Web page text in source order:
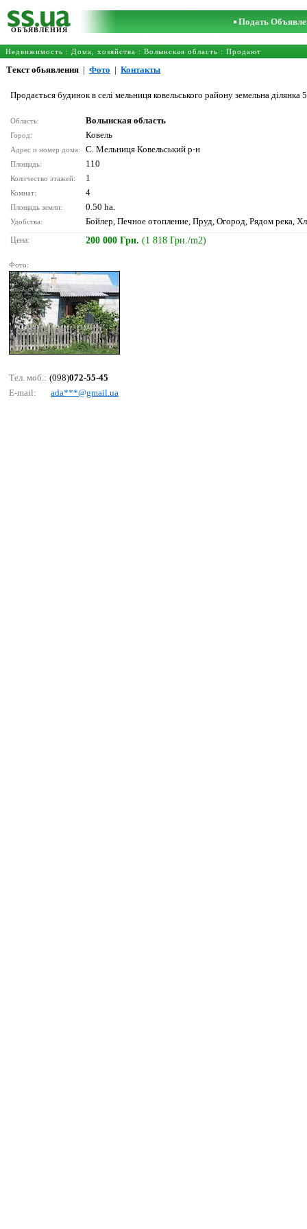
ОБЪЯВЛЕНИЯ
Подать
Недвижимость : Дома, хозяйства : Волынская область : Продают
Текст обьявления | Фото | Контакты
Продається будинок в селі мельниця ковельського району земельна ділянка
Область: Волынская область
Город: Ковель
Адрес и номер дома: С. Мельниця Ковельський р-н
Площадь: 110
Количество этажей: 1
Комнат: 4
Площадь земли: 0.50 ha.
Удобства: Бойлер, Печное отопление, Пруд, Огород, Рядом река,
Цена: 200 000 Грн. (1 818 Грн./m2)
Фото:
Тел. моб.: (098)072-55-45
E-mail:
аdа***@gmаil.uа